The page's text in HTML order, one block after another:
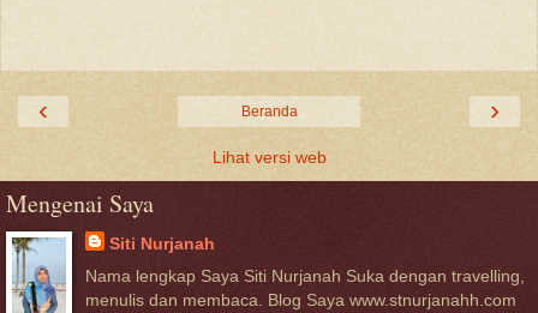
‹ ›
Beranda
Lihat versi web
Mengenai Saya
Siti Nurjanah
Nama lengkap Saya Siti Nurjanah Suka dengan travelling,
menulis dan membaca. Blog Saya www.stnurjanahh.com